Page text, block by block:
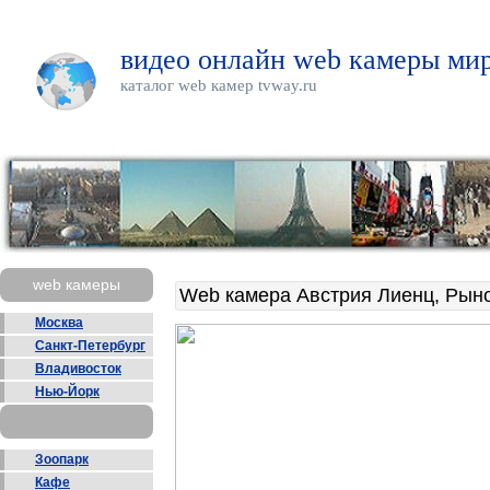
видео онлайн web камеры
каталог web камер tvway.ru
web камеры
Москва
Санкт-Петербург
Владивосток
Нью-Йорк
Зоопарк
Кафе
Web камера Австрия Лиенц,